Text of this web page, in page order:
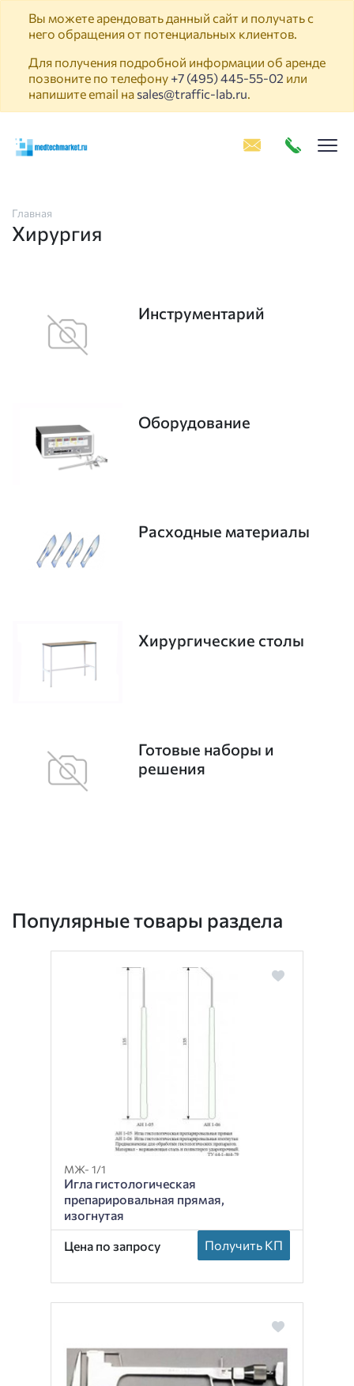
Вы можете арендовать данный сайт и получать с
него обращения от потенциальных клиентов.
Для получения подробной информации об аренде
позвоните по телефону +7 (495) 445-55-02 или
напишите email на sales@traffic-lab.ru.
Главная
Хирургия
Инструментарий
Оборудование
Расходные материалы
Хирургические столы
Готовые наборы и
решения
Популярные товары раздела
МЖ- 1/1
Игла гистологическая
препарировальная прямая,
изогнутая
Цена по запросу Получить КП